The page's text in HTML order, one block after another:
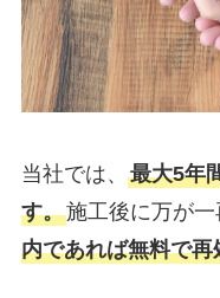
当社では、 最大5年
す。施工後に万が一
内であれば無料で